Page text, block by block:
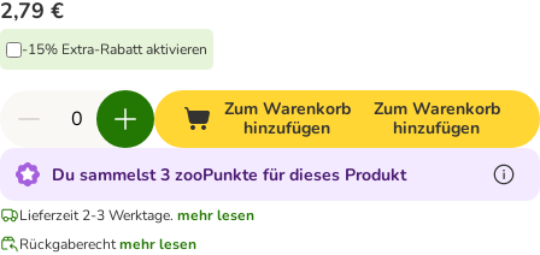
2,79 €
-15% Extra-Rabatt aktivieren
Zum Warenkorb
hinzufügen
Zum Warenkorb
hinzufügen
Du sammelst 3 zooPunkte für dieses Produkt
Lieferzeit 2-3 Werktage. mehr lesen
Rückgaberechtmehr lesen